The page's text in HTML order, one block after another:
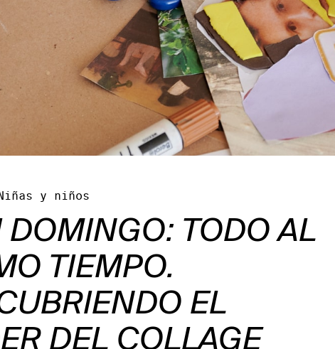
y niños
DOMINGO: TODO AL
TIEMPO.
EL
DEL COLLAGE